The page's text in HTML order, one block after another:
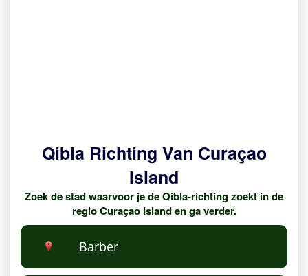
Qibla Richting Van Curaçao
Island
Zoek de stad waarvoor je de Qibla-richting zoekt in de
regio Curaçao Island en ga verder.
Barber